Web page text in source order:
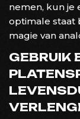
nemen, kun je
optimale staat
magie van
GEBRUIK